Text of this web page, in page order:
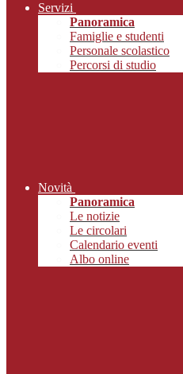
Servizi
Panoramica
Famiglie e studenti
Personale scolastico
Percorsi di studio
Novità
Panoramica
Le notizie
Le circolari
Calendario eventi
Albo online